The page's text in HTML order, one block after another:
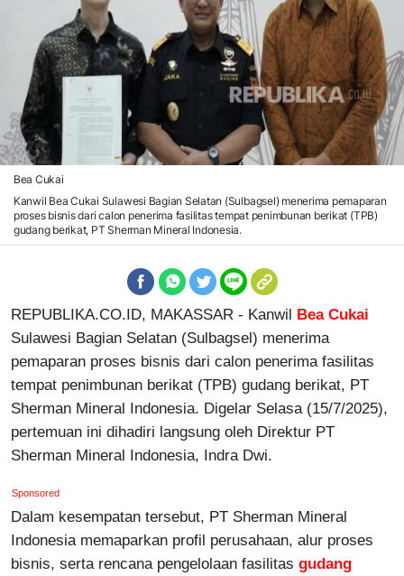
Bea Cukai
Kanwil Bea Cukai Sulawesi Bagian Selatan (Sulbagsel) menerima pemaparan
proses bisnis dari calon penerima fasilitas tempat penimbunan berikat (TPB)
gudang berikat, PT Sherman Mineral Indonesia.
REPUBLIKA.CO.ID, MAKASSAR - Kanwil Bea Cukai
Sulawesi Bagian Selatan (Sulbagsel) menerima
pemaparan proses bisnis dari calon penerima fasilitas
tempat penimbunan berikat (TPB) gudang berikat, PT
Sherman Mineral Indonesia. Digelar Selasa (15/7/2025),
pertemuan ini dihadiri langsung oleh Direktur PT
Sherman Mineral Indonesia, Indra Dwi.
Sponsored
Dalam kesempatan tersebut, PT Sherman Mineral
Indonesia memaparkan profil perusahaan, alur proses
bisnis, serta rencana pengelolaan fasilitas gudang